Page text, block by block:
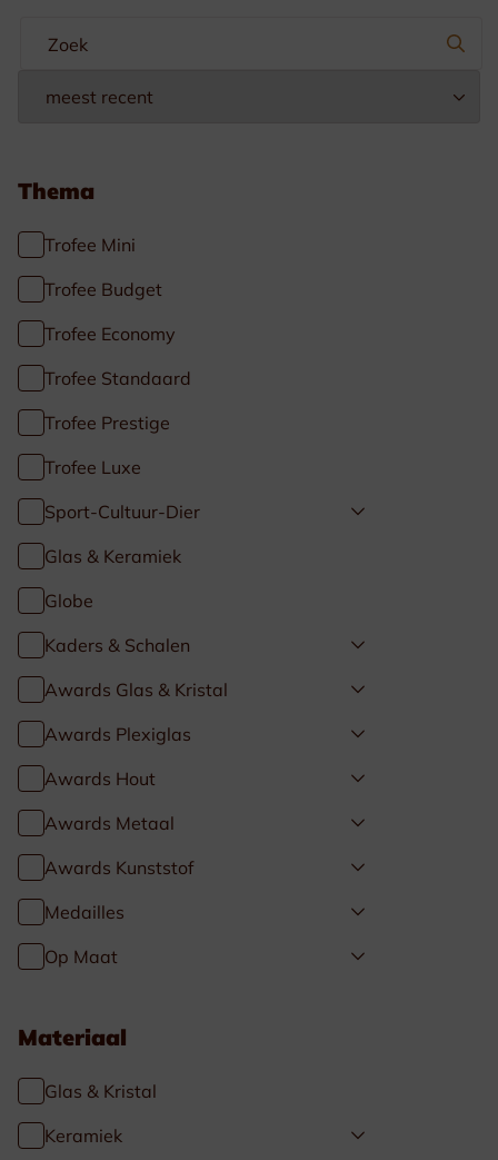
Thema
Trofee Mini
Trofee Budget
Trofee Economy
Trofee Standaard
Trofee Prestige
Trofee Luxe
Sport-Cultuur-Dier
Glas & Keramiek
Globe
Kaders & Schalen
Awards Glas & Kristal
Awards Plexiglas
Awards Hout
Awards Metaal
Awards Kunststof
Medailles
Op Maat
Materiaal
Glas & Kristal
Keramiek